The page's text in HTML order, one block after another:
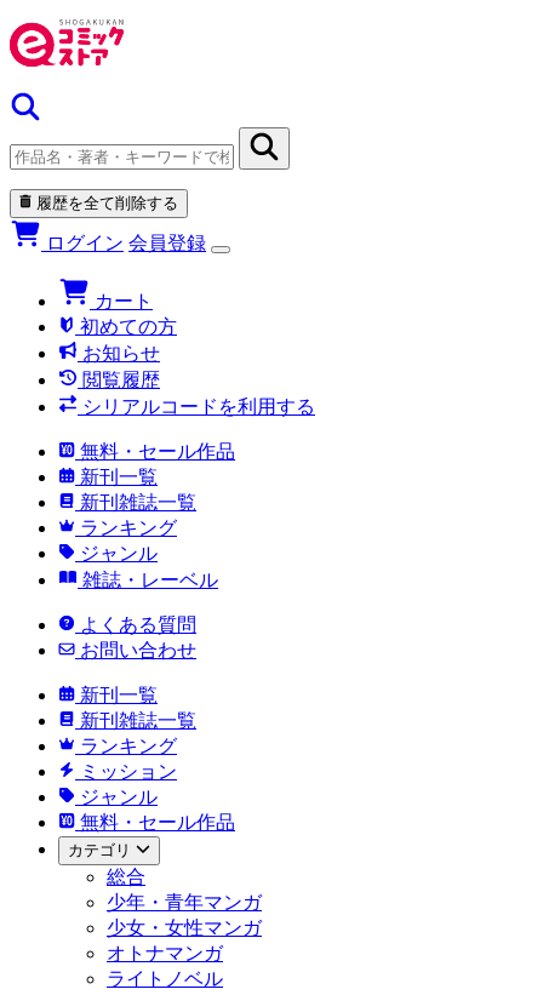
履歴を全て削除する
ログイン 会員登録
カート
初めての方
お知らせ
閲覧履歴
シリアルコードを利用する
無料・セール作品
新刊一覧
新刊雑誌一覧
ランキング
ジャンル
雑誌・レーベル
よくある質問
お問い合わせ
新刊一覧
新刊雑誌一覧
ランキング
ミッション
ジャンル
無料・セール作品
カテゴリ
総合
少年・青年マンガ
少女・女性マンガ
オトナマンガ
ライトノベル